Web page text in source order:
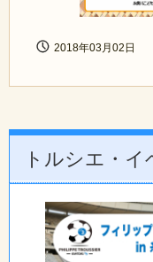
2018年03月02日
トルシエ・